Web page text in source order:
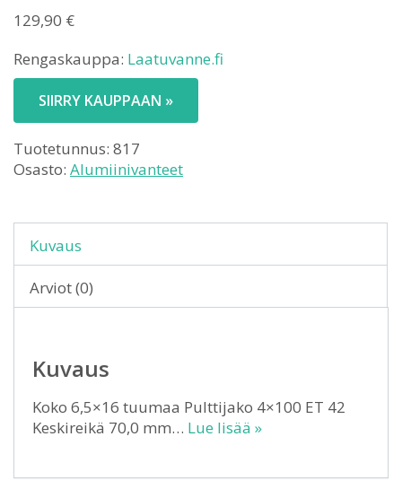
129,90 €
Rengaskauppa: Laatuvanne.fi
SIIRRY KAUPPAAN »
Tuotetunnus: 817
Osasto: Alumiinivanteet
Kuvaus
Arviot (0)
Kuvaus
Koko 6,5×16 tuumaa Pulttijako 4×100 ET 42
Keskireikä 70,0 mm… Lue lisää »